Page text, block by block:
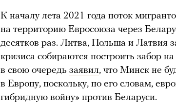
К началу лета 2021 года поток
на территорию Евросоюза через
десятков раз. Литва, Польша и Латвия
кризиса собираются построить забор
в свою очередь заявил, что Минск не
в Европу, поскольку, по его словам,
гибридную войну» против Беларуси.